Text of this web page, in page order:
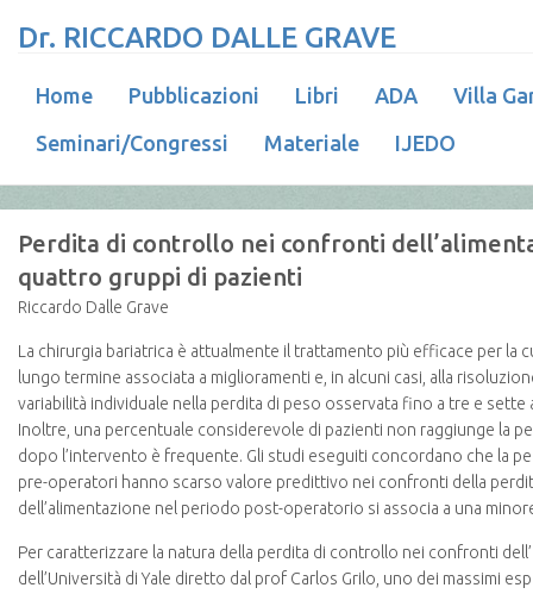
Dr. RICCARDO DALLE GRAVE
Home Pubblicazioni Libri ADA
Villa
Seminari/Congressi
Materiale IJEDO
Perdita di controllo nei confronti
quattro gruppi di pazienti
Riccardo Dalle Grave
La chirurgia bariatrica è attualmente il trattamento più efficace per la
lungo termine associata a miglioramenti e, in alcuni casi, alla
variabilità individuale nella perdita di peso osservata fino a tre e
Inoltre, una percentuale considerevole di pazienti non raggiunge la
dopo l’intervento è frequente. Gli studi eseguiti concordano che la
pre-operatori hanno scarso valore predittivo nei confronti della
dell’alimentazione nel periodo post-operatorio si associa a una
Per caratterizzare la natura della perdita di controllo nei confronti
dell’Università di Yale diretto dal prof Carlos Grilo, uno dei massimi